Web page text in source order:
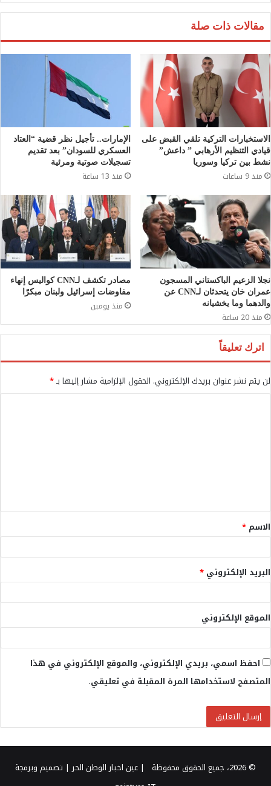
مقالات ذات صلة
الاستخبارات التركية تلقي القبض على
قيادي التنظيم الأرهابي ” داعش”
نشط بين تركيا وسوريا
منذ 9 ساعات
الإمارات.. تأجيل نظر قضية “العتاد
العسكري للسودان” بعد تقديم
تسجيلات صوتية ومرئية
منذ 13 ساعة
نجلا الزعيم الباكستاني المسجون
عمران خان يتحدثان لـCNN عن
والدهما وما يخشيانه
منذ 20 ساعة
مصادر تكشف لـCNN كواليس إنهاء
مفاوضات إسرائيل ولبنان مبكرًا
منذ يومين
اترك تعليقاً
لن يتم نشر عنوان بريدك الإلكتروني. الحقول الإلزامية مشار إليها بـ*
ق
*
الاسم *
البريد الإلكتروني *
الموقع الإلكتروني
احفظ اسمي، بريدي الإلكتروني، والموقع الإلكتروني في هذا
المتصفح لاستخدامها المرة المقبلة في تعليقي.
© 2026، جميع الحقوق محفوظة | عين اخبار الوطن الحر| تصميم وبرمجة